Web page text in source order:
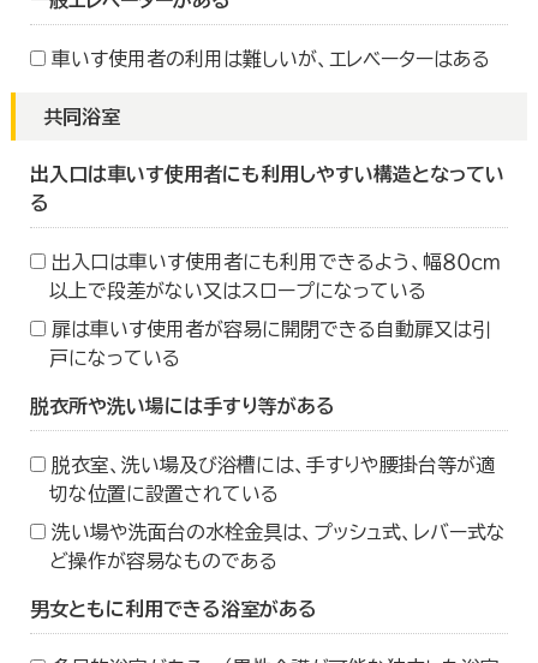
車いす使用者の利用は難しいが、エレベーターはある
共同浴室
出入口は車いす使用者にも利用しやすい構造となってい
る
出入口は車いす使用者にも利用できるよう、幅８０ｃｍ
以上で段差がない又はスロープになっている
扉は車いす使用者が容易に開閉できる自動扉又は引
戸になっている
脱衣所や洗い場には手すり等がある
脱衣室、洗い場及び浴槽には、手すりや腰掛台等が適
切な位置に設置されている
洗い場や洗面台の水栓金具は、プッシュ式、レバー式な
ど操作が容易なものである
男女ともに利用できる浴室がある